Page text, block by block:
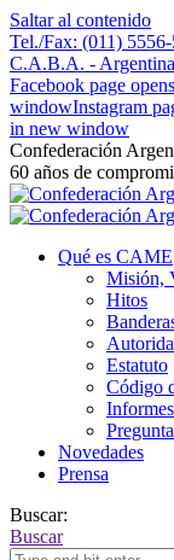
Saltar al contenido
Tel./Fax: (011)
C.A.B.A. - Argentina
Facebook page
windowInstagram
in new window
Confederación
60 años de
Qué es CAME
Misión,
Hitos
Estatuto
Código
Novedades
Prensa
Buscar:
Buscar